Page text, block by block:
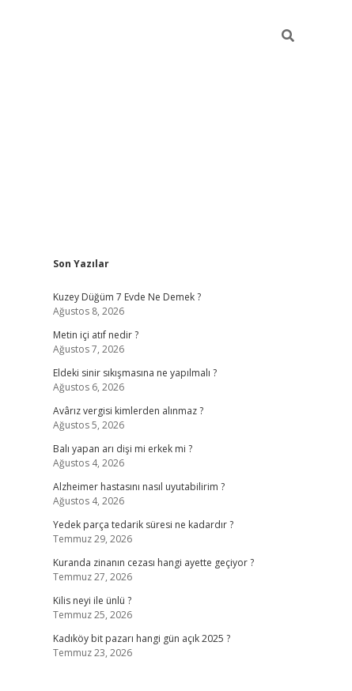
Sidebar
Son Yazılar
Kuzey Düğüm 7 Evde Ne Demek ?
Ağustos 8, 2026
Metin içi atıf nedir ?
Ağustos 7, 2026
Eldeki sinir sıkışmasına ne yapılmalı ?
Ağustos 6, 2026
Avârız vergisi kimlerden alınmaz ?
Ağustos 5, 2026
Balı yapan arı dişi mi erkek mi ?
Ağustos 4, 2026
Alzheimer hastasını nasıl uyutabilirim ?
Ağustos 4, 2026
Yedek parça tedarik süresi ne kadardır ?
Temmuz 29, 2026
Kuranda zinanın cezası hangi ayette geçiyor ?
Temmuz 27, 2026
Kilis neyi ile ünlü ?
Temmuz 25, 2026
Kadıköy bit pazarı hangi gün açık 2025 ?
Temmuz 23, 2026